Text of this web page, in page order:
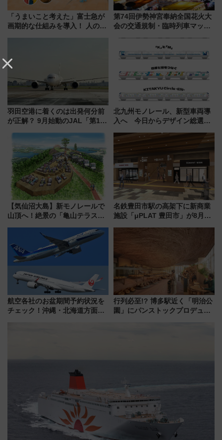
「うまいこと考えた」富士急が
画期的な仕組みを導入！ 人のか
第74回伊勢神宮奉納全国花火大
会の交通規制・臨時列車マッ
羽田空港に着くのは出発何分前
が正解？ 9月始動のJAL「第1タ
歩1キロ超え！ 知っておきたい
変更点まとめ
北九州モノレール、新型車両導
入へ 今日からデザイン総選挙
【気仙沼大島】新モノレールで
山頂へ！絶景の「亀山テラス
暇村のお得な日帰りプランも登
場
名鉄豊田市駅の高架下に新商業
施設「μPLAT 豊田市」が8月26
航空各社のお盆期間予約状況を
チェック！沖縄・北海道方面は
行列必至!? 博多駅近く「明治公
園」にパンストックプロデュー